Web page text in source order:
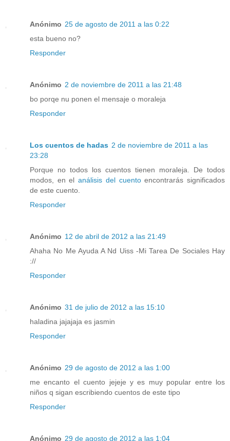
Anónimo 25 de agosto de 2011 a las 0:22
esta bueno no?
Responder
Anónimo 2 de noviembre de 2011 a las 21:48
bo porqe nu ponen el mensaje o moraleja
Responder
Los cuentos de hadas 2 de noviembre de 2011 a las
23:28
Porque no todos los cuentos tienen moraleja. De todos
modos, en elanálisis del cuentoencontrarás significados
de este cuento.
Responder
Anónimo 12 de abril de 2012 a las 21:49
Ahaha No Me Ayuda A Nd Uiss -Mi Tarea De Sociales Hay
://
Responder
Anónimo 31 de julio de 2012 a las 15:10
haladina jajajaja es jasmin
Responder
Anónimo 29 de agosto de 2012 a las 1:00
me encanto el cuento jejeje y es muy popular entre los
niños q sigan escribiendo cuentos de este tipo
Responder
Anónimo 29 de agosto de 2012 a las 1:04